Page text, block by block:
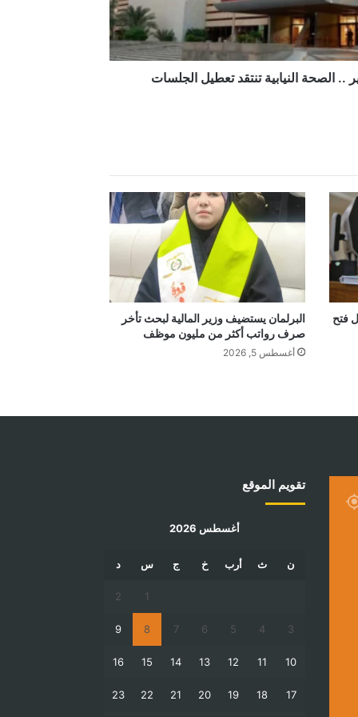
.. الصحة النيابية تنتقد تعطيل الجلسات
فتح
البرلمان يستضيف وزير المالية لبحث تأخر
صرف رواتب أكثر من مليون موظف
أغسطس 5, 2026
تقويم الموقع
أغسطس 2026
ن ث أرب خ ج س د
1
2
3
4
5
6
7
8
9
10
11
12
13
14
15
16
17
18
19
20
21
22
23